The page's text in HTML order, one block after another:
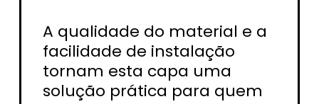
A qualidade do material e a
facilidade de instalação
tornam esta capa uma
solução prática para quem